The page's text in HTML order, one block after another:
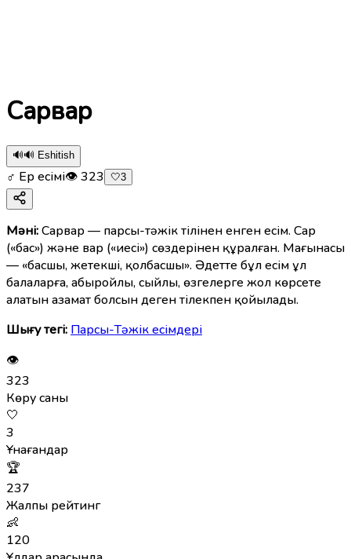
Сарвар
🔊🔊 Eshitish
♂ Ер есімі👁323 🤍3
Мәні:Сарвар — парсы-тәжік тілінен енген есім. Сар
(«бас») және вар («иесі») сөздерінен құралған. Мағынасы
— «басшы, жетекші, қолбасшы». Әдетте бұл есім ұл
балаларға, абыройлы, сыйлы, өзгелерге жол көрсете
алатын азамат болсын деген тілекпен қойылады.
Шығу тегі: Парсы-Тәжік есімдері
👁
323
Көру саны
🤍
3
Ұнағандар
🏆
237
Жалпы рейтинг
👶
120